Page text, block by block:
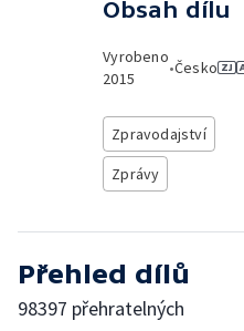
Obsah dílu
Vyrobeno
2015
•Česko
Zpravodajství
Zprávy
Přehled dílů
98397 přehratelných